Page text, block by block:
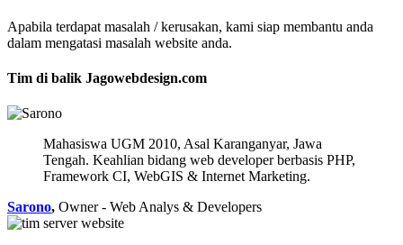
Apabila terdapat masalah / kerusakan, kami siap membantu anda
dalam mengatasi masalah website anda.
Tim di balik Jagowebdesign.com
Mahasiswa UGM 2010, Asal Karanganyar, Jawa
Tengah. Keahlian bidang web developer berbasis PHP,
Framework CI, WebGIS & Internet Marketing.
Sarono, Owner - Web Analys & Developers